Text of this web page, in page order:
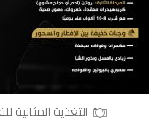
التغذية